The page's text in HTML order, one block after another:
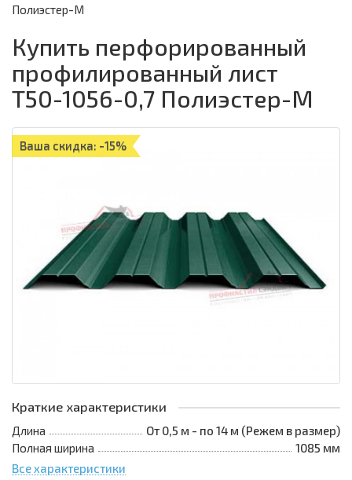
Полиэстер-М
Купить перфорированный
профилированный лист
Т50-1056-0,7 Полиэстер-М
Ваша скидка: -15%
Краткие характеристики
Длина
От 0,5 м - по 14 м (Режем в размер)
Полная ширина
1085 мм
Все характеристики